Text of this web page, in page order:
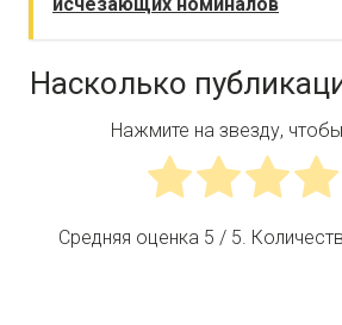
Насколько
Нажмите на звезду,
Средняя оценка 5 / 5.